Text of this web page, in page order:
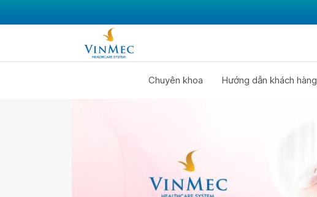
Chuyên khoa Hướng dẫn khách hàng